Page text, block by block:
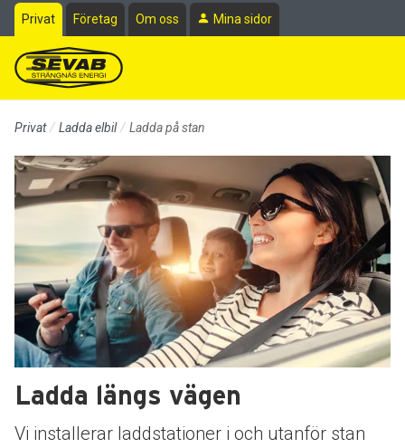
Till sidans huvudinnehåll
Privat Företag Om oss Mina sidor
Privat Ladda elbil Ladda på stan
Ladda längs vägen
Vi installerar laddstationer i och utanför stan